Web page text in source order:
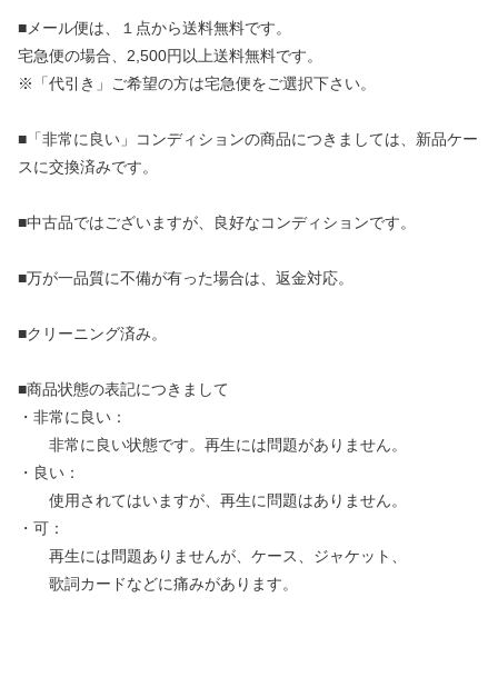
■メール便は、１点から送料無料です。
宅急便の場合、2,500円以上送料無料です。
※「代引き」ご希望の方は宅急便をご選択下さい。
■「非常に良い」コンディションの商品につきましては、新品ケー
スに交換済みです。
■中古品ではございますが、良好なコンディションです。
■万が一品質に不備が有った場合は、返金対応。
■クリーニング済み。
■商品状態の表記につきまして
・非常に良い：
非常に良い状態です。再生には問題がありません。
・良い：
使用されてはいますが、再生に問題はありません。
・可：
再生には問題ありませんが、ケース、ジャケット、
歌詞カードなどに痛みがあります。